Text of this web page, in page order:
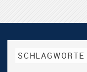
SCHLAGWORTE